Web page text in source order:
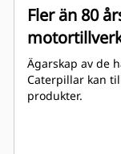
Fler än 80
Ägarskap av de
Caterpillar kan
produkter.